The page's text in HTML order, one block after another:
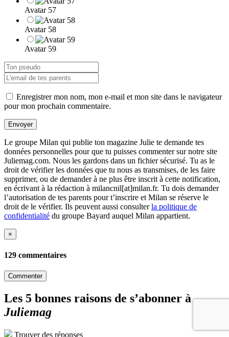
Avatar 57
Avatar 58
Avatar 59
Enregistrer mon nom, mon e-mail et mon site dans le navigateur
pour mon prochain commentaire.
Envoyer
Le groupe Milan qui publie ton magazine Julie te demande tes
données personnelles pour que tu puisses commenter sur notre site
Juliemag.com. Nous les gardons dans un fichier sécurisé. Tu as le
droit de vérifier les données que tu nous as transmises, de les faire
supprimer, ou de demander à ne plus être inscrit à cette notification,
en écrivant à la rédaction à milancnil[at]milan.fr. Tu dois demander
l’autorisation de tes parents pour t’inscrire et Milan se réserve le
droit de le vérifier. Ils peuvent aussi consulterla politique de
confidentialité du groupe Bayard auquel Milan appartient.
×
129 commentaires
Commenter
Les 5 bonnes raisons de s’abonner à
Juliemag
Trouver des réponses